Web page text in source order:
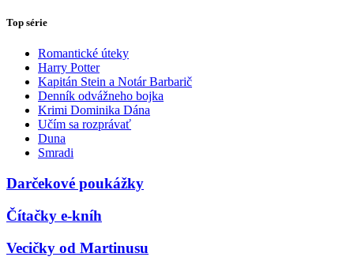
Top série
Romantické úteky
Harry Potter
Kapitán Stein a Notár Barbarič
Denník odvážneho bojka
Krimi Dominika Dána
Učím sa rozprávať
Duna
Smradi
Darčekové poukážky
Čítačky e-kníh
Vecičky od Martinusu